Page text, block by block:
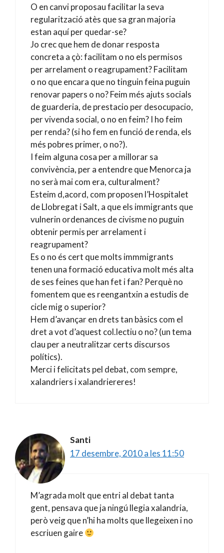
O en canvi proposau facilitar la seva
regularització atès que sa gran majoria
estan aquí per quedar-se?
Jo crec que hem de donar resposta
concreta a çò: facilitam o no els permisos
per arrelament o reagrupament? Facilitam
o no que encara que no tinguin feina puguin
renovar papers o no? Feim més ajuts socials
de guarderia, de prestacio per desocupacio,
per vivenda social, o no en feim? I ho feim
per renda? (si ho fem en funció de renda, els
més pobres primer, o no?).
I feim alguna cosa per a millorar sa
convivència, per a entendre que Menorca ja
no serà mai com era, culturalment?
Esteim d,acord, com proposen l’Hospitalet
de Llobregat i Salt, a que els immigrants que
vulnerin ordenances de civisme no puguin
obtenir permis per arrelament i
reagrupament?
Es o no és cert que molts immmigrants
tenen una formació educativa molt més alta
de ses feines que han fet i fan? Perquè no
fomentem que es reengantxin a estudis de
cicle mig o superior?
Hem d’avançar en drets tan bàsics com el
dret a vot d’aquest col.lectiu o no? (un tema
clau per a neutralitzar certs discursos
polítics).
Merci i felicitats pel debat, com sempre,
xalandriers i xalandriereres!
Santi
17 desembre, 2010 a les 11:50
M’agrada molt que entri al debat tanta
gent, pensava que ja ningú llegia xalandria,
però veig que n’hi ha molts que llegeixen i no
escriuen gaire